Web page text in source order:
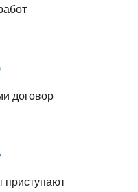
договор
приступают